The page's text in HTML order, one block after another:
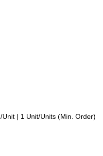
/Unit | 1 Unit/Units (Min. Order)